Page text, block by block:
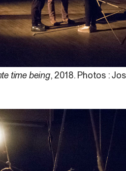
time being, 2018. Photos :